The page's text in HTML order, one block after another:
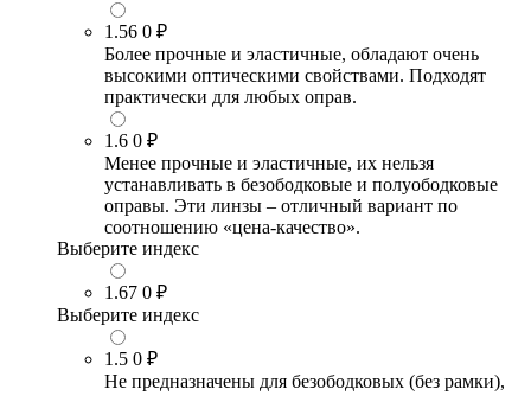
1.56 0 ₽
Более прочные и эластичные, обладают очень
высокими оптическими свойствами. Подходят
практически для любых оправ.
1.6 0 ₽
Менее прочные и эластичные, их нельзя
устанавливать в безободковые и полуободковые
оправы. Эти линзы – отличный вариант по
соотношению «цена-качество».
Выберите индекс
1.67 0 ₽
Выберите индекс
1.5 0 ₽
Не предназначены для безободковых (без рамки),